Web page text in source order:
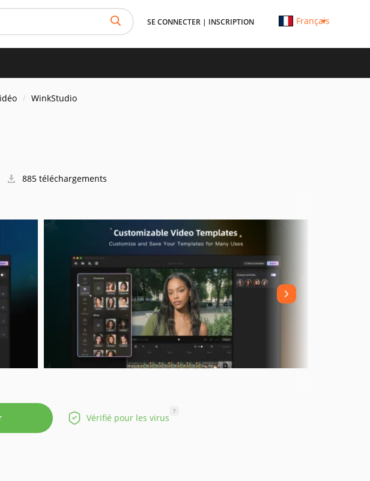
SE CONNECTER | INSCRIPTION Français
WinkStudio
885 téléchargements
Vérifié pour les virus
?